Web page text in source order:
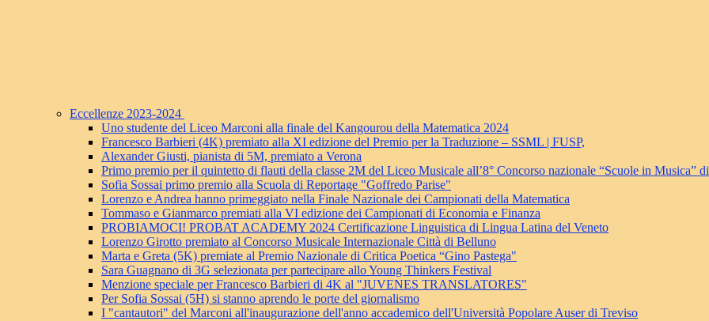
Eccellenze 2023-2024
Uno studente del Liceo Marconi alla finale del Kangourou della Matematica 2024
Francesco Barbieri (4K) premiato alla XI edizione del Premio per la Traduzione – SSML | FUSP,
Alexander Giusti, pianista di 5M, premiato a Verona
Primo premio per il quintetto di flauti della classe 2M del Liceo Musicale all’8° Concorso nazionale “Scuole in Musica”
Sofia Sossai primo premio alla Scuola di Reportage "Goffredo Parise"
Lorenzo e Andrea hanno primeggiato nella Finale Nazionale dei Campionati della Matematica
Tommaso e Gianmarco premiati alla VI edizione dei Campionati di Economia e Finanza
PROBIAMOCI! PROBAT ACADEMY 2024 Certificazione Linguistica di Lingua Latina del Veneto
Lorenzo Girotto premiato al Concorso Musicale Internazionale Città di Belluno
Marta e Greta (5K) premiate al Premio Nazionale di Critica Poetica “Gino Pastega"
Sara Guagnano di 3G selezionata per partecipare allo Young Thinkers Festival
Menzione speciale per Francesco Barbieri di 4K al "JUVENES TRANSLATORES"
Per Sofia Sossai (5H) si stanno aprendo le porte del giornalismo
I "cantautori" del Marconi all'inaugurazione dell'anno accademico dell'Università Popolare Auser di Treviso